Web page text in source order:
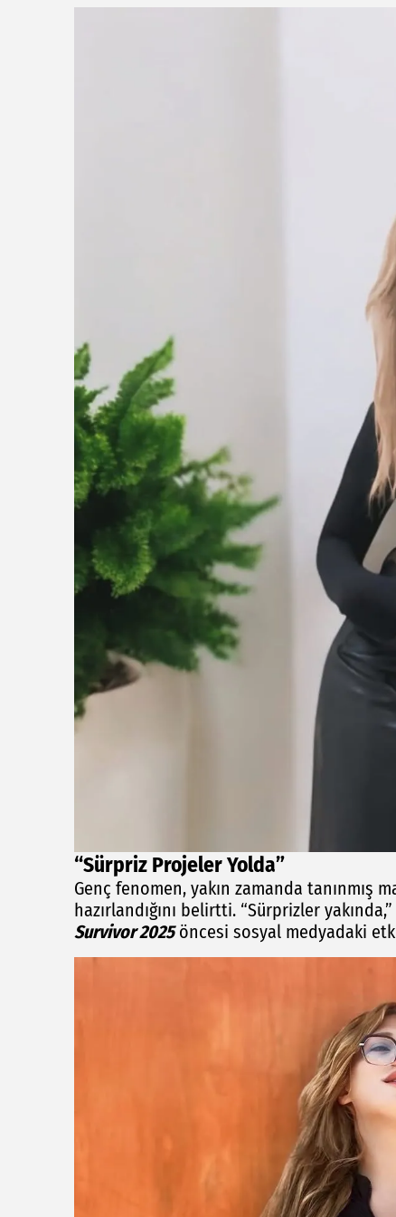
“Sürpriz Projeler Yolda”
Genç fenomen, yakın zamanda tanınmış
hazırlandığını belirtti. “Sürprizler
Survivor 2025öncesi sosyal medyadaki